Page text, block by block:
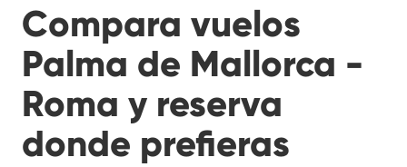
Compara vuelos
Palma de Mallorca -
Roma y reserva
donde prefieras